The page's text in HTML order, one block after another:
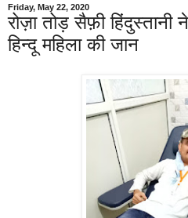
Friday, May 22, 2020
रोज़ा तोड़ सैफ़ी हिंदुस्तानी
हिन्दू महिला की जान